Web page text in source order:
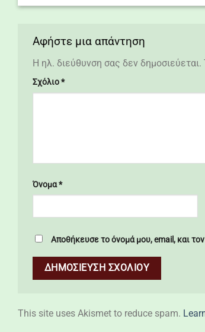
Αφήστε μια απάντηση
Η ηλ. διεύθυνση σας δεν δημοσιεύεται.
Σχόλιο*
Όνομα*
Αποθήκευσε το όνομά μου, email, και
This site uses Akismet to reduce spam.